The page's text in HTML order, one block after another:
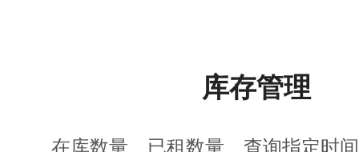
库存管理
在库数量、已租数量、查询指定时